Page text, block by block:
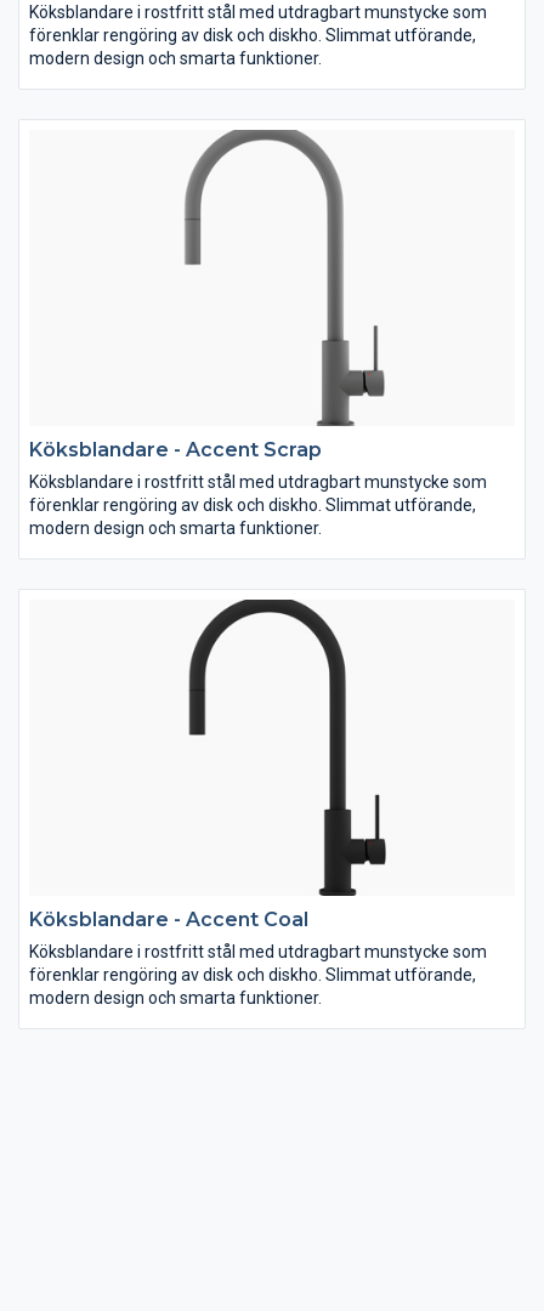
Köksblandare i rostfritt stål med utdragbart munstycke som
förenklar rengöring av disk och diskho. Slimmat utförande,
modern design och smarta funktioner.
Köksblandare - Accent Scrap
Köksblandare i rostfritt stål med utdragbart munstycke som
förenklar rengöring av disk och diskho. Slimmat utförande,
modern design och smarta funktioner.
Köksblandare - Accent Coal
Köksblandare i rostfritt stål med utdragbart munstycke som
förenklar rengöring av disk och diskho. Slimmat utförande,
modern design och smarta funktioner.